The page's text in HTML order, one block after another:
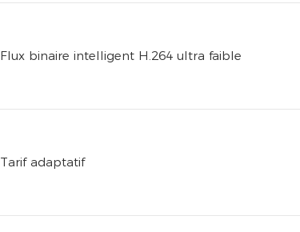
Flux binaire intelligent H.264 ultra faible
Tarif adaptatif